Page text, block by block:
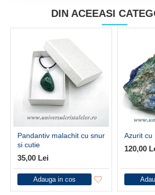
DIN ACEEASI
Pandantiv malachit cu snur
si cutie
35,00 Lei
Adauga in cos
Azurit cu
120,00